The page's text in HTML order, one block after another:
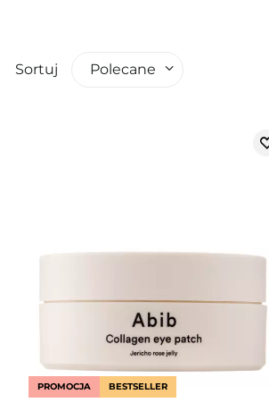
Sortuj Polecane
PROMOCJA BESTSELLER